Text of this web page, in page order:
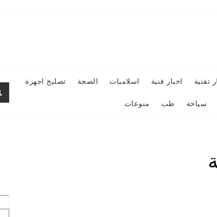
تقنية اخبار فنية اسلاميات الصجة تصليح اجهزة
سياحة طب منوعات